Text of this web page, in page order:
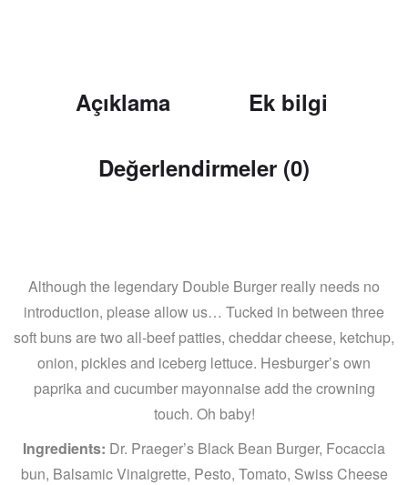
Açıklama Ek bilgi
Değerlendirmeler (0)
Although the legendary Double Burger really needs no
introduction, please allow us… Tucked in between three
soft buns are two all-beef patties, cheddar cheese, ketchup,
onion, pickles and iceberg lettuce. Hesburger’s own
paprika and cucumber mayonnaise add the crowning
touch. Oh baby!
Ingredients: Dr. Praeger’s Black Bean Burger, Focaccia
bun, Balsamic Vinaigrette, Pesto, Tomato, Swiss Cheese